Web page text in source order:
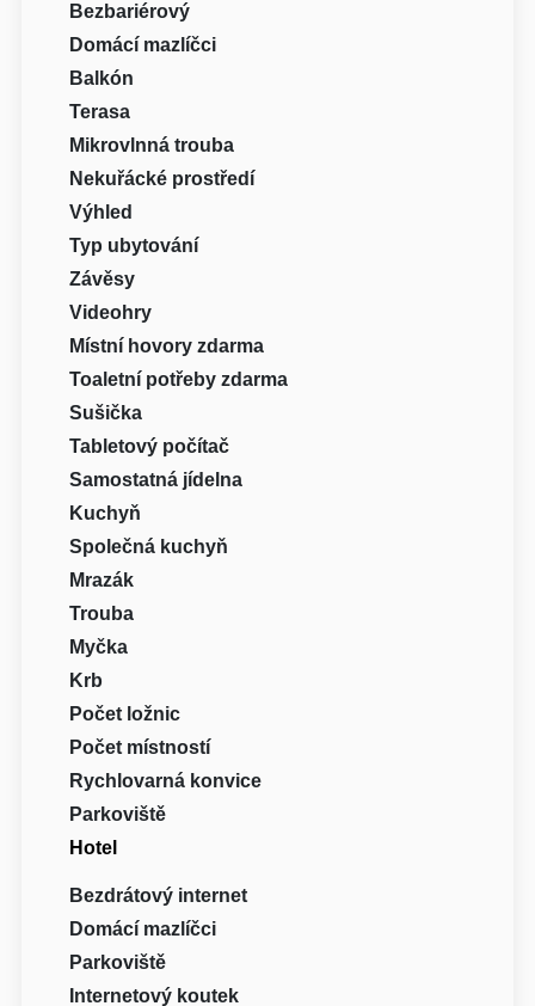
Bezbariérový
Domácí mazlíčci
Balkón
Terasa
Mikrovlnná trouba
Nekuřácké prostředí
Výhled
Typ ubytování
Závěsy
Videohry
Místní hovory zdarma
Toaletní potřeby zdarma
Sušička
Tabletový počítač
Samostatná jídelna
Kuchyň
Společná kuchyň
Mrazák
Trouba
Myčka
Krb
Počet ložnic
Počet místností
Rychlovarná konvice
Parkoviště
Hotel
Bezdrátový internet
Domácí mazlíčci
Parkoviště
Internetový koutek